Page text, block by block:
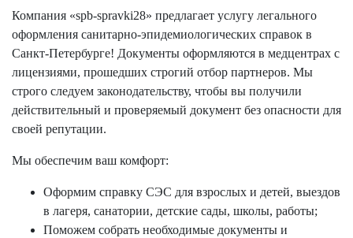
Компания «spb-spravki28» предлагает услугу легального
оформления санитарно-эпидемиологических справок в
Санкт-Петербурге! Документы оформляются в медцентрах с
лицензиями, прошедших строгий отбор партнеров. Мы
строго следуем законодательству, чтобы вы получили
действительный и проверяемый документ без опасности для
своей репутации.
Мы обеспечим ваш комфорт:
Оформим справку СЭС для взрослых и детей, выездов
в лагеря, санатории, детские сады, школы, работы;
Поможем собрать необходимые документы и